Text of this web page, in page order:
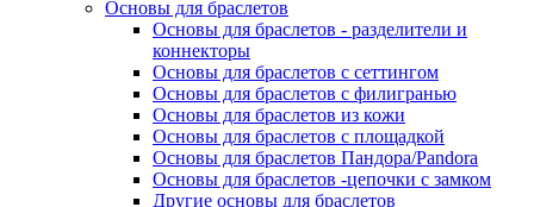
Основы для браслетов
Основы для браслетов - разделители и
коннекторы
Основы для браслетов с сеттингом
Основы для браслетов с филигранью
Основы для браслетов из кожи
Основы для браслетов с площадкой
Основы для браслетов Пандора/Pandora
Основы для браслетов -цепочки с замком
Другие основы для браслетов